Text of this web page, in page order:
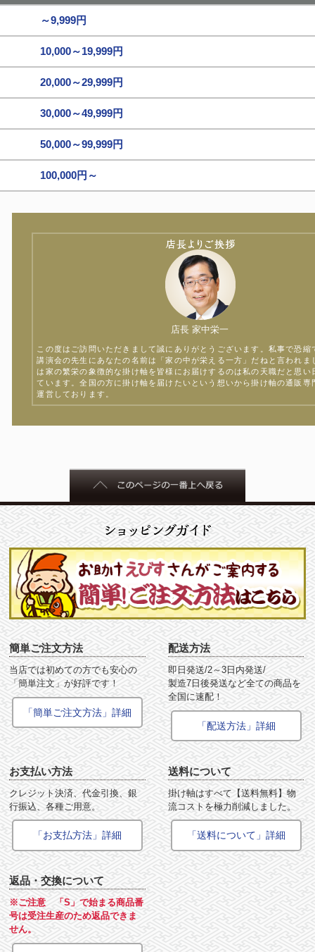
～9,999円
10,000～19,999円
20,000～29,999円
30,000～49,999円
50,000～99,999円
100,000円～
店長 家中栄一
この度はご訪問いただきまして誠にありがとうございます。私事で恐縮
講演会の先生にあなたの名前は「家の中が栄える一方」だねと言われま
は家の繁栄の象徴的な掛け軸を皆様にお届けするのは私の天職だと思い
ています。全国の方に掛け軸を届けたいという想いから掛け軸の通販専
運営しております。
簡単ご注文方法
当店では初めての方でも安心の
「簡単注文」が好評です！
「簡単ご注文方法」詳細
配送方法
即日発送/2～3日内発送/
製造7日後発送など全ての商品を
全国に速配！
「配送方法」詳細
お支払い方法
クレジット決済、代金引換、銀
行振込、各種ご用意。
「お支払方法」詳細
送料について
掛け軸はすべて【送料無料】物
流コストを極力削減しました。
「送料について」詳細
返品・交換について
※ご注意 「S」で始まる商品番
号は受注生産のため返品できま
せん。